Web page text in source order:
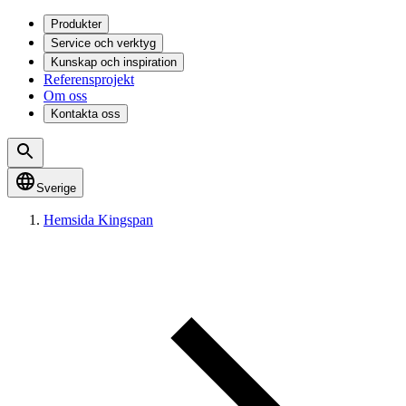
Produkter
Service och verktyg
Kunskap och inspiration
Referensprojekt
Om oss
Kontakta oss
Sverige
Hemsida Kingspan